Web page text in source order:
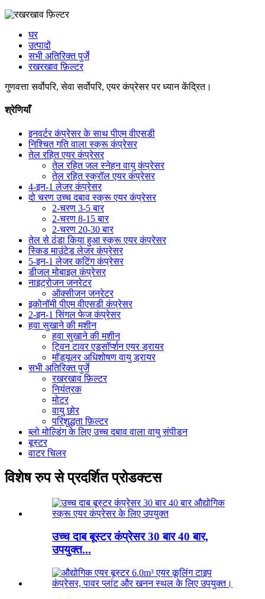
घर
उत्पादों
सभी अतिरिक्त पुर्जे
रखरखाव फ़िल्टर
गुणवत्ता सर्वोपरि, सेवा सर्वोपरि, एयर कंप्रेसर पर ध्यान केंद्रित।
श्रेणियाँ
इनवर्टर कंप्रेसर के साथ पीएम वीएसडी
निश्चित गति वाला स्क्रू कंप्रेसर
तेल रहित एयर कंप्रेसर
तेल रहित जल स्नेहन वायु कंप्रेसर
तेल रहित स्क्रॉल एयर कंप्रेसर
4-इन-1 लेजर कंप्रेसर
दो चरण उच्च दबाव स्क्रू एयर कंप्रेसर
2-चरण 3-5 बार
2-चरण 8-15 बार
2-चरण 20-30 बार
तेल से ठंडा किया हुआ स्क्रू एयर कंप्रेसर
स्किड माउंटेड लेजर कंप्रेसर
5-इन-1 लेजर कटिंग कंप्रेसर
डीजल मोबाइल कंप्रेसर
नाइट्रोजन जनरेटर
ऑक्सीजन जनरेटर
इकोनॉमी पीएम वीएसडी कंप्रेसर
2-इन-1 सिंगल फेज कंप्रेसर
हवा सुखाने की मशीन
हवा सुखाने की मशीन
ट्विन टावर एडसॉर्प्शन एयर ड्रायर
मॉड्यूलर अधिशोषण वायु ड्रायर
सभी अतिरिक्त पुर्जे
रखरखाव फ़िल्टर
नियंत्रक
मोटर
वायु छोर
परिशुद्धता फ़िल्टर
ब्लो मोल्डिंग के लिए उच्च दबाव वाला वायु संपीडन
बूस्टर
वाटर चिलर
विशेष रुप से प्रदर्शित प्रोडक्टस
उच्च दाब बूस्टर कंप्रेसर 30 बार 40 बार,
उपयुक्त...